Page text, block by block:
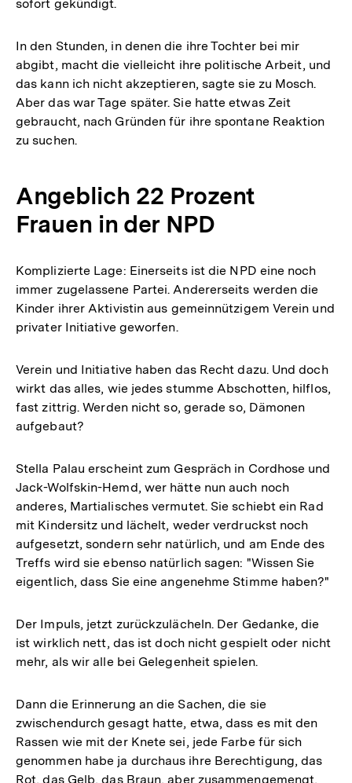
sofort gekündigt.
In den Stunden, in denen die ihre Tochter bei mir
abgibt, macht die vielleicht ihre politische Arbeit, und
das kann ich nicht akzeptieren, sagte sie zu Mosch.
Aber das war Tage später. Sie hatte etwas Zeit
gebraucht, nach Gründen für ihre spontane Reaktion
zu suchen.
Angeblich 22 Prozent
Frauen in der NPD
Komplizierte Lage: Einerseits ist die NPD eine noch
immer zugelassene Partei. Andererseits werden die
Kinder ihrer Aktivistin aus gemeinnützigem Verein und
privater Initiative geworfen.
Verein und Initiative haben das Recht dazu. Und doch
wirkt das alles, wie jedes stumme Abschotten, hilflos,
fast zittrig. Werden nicht so, gerade so, Dämonen
aufgebaut?
Stella Palau erscheint zum Gespräch in Cordhose und
Jack-Wolfskin-Hemd, wer hätte nun auch noch
anderes, Martialisches vermutet. Sie schiebt ein Rad
mit Kindersitz und lächelt, weder verdruckst noch
aufgesetzt, sondern sehr natürlich, und am Ende des
Treffs wird sie ebenso natürlich sagen: "Wissen Sie
eigentlich, dass Sie eine angenehme Stimme haben?"
Der Impuls, jetzt zurückzulächeln. Der Gedanke, die
ist wirklich nett, das ist doch nicht gespielt oder nicht
mehr, als wir alle bei Gelegenheit spielen.
Dann die Erinnerung an die Sachen, die sie
zwischendurch gesagt hatte, etwa, dass es mit den
Rassen wie mit der Knete sei, jede Farbe für sich
genommen habe ja durchaus ihre Berechtigung, das
Rot, das Gelb, das Braun, aber zusammengemengt,